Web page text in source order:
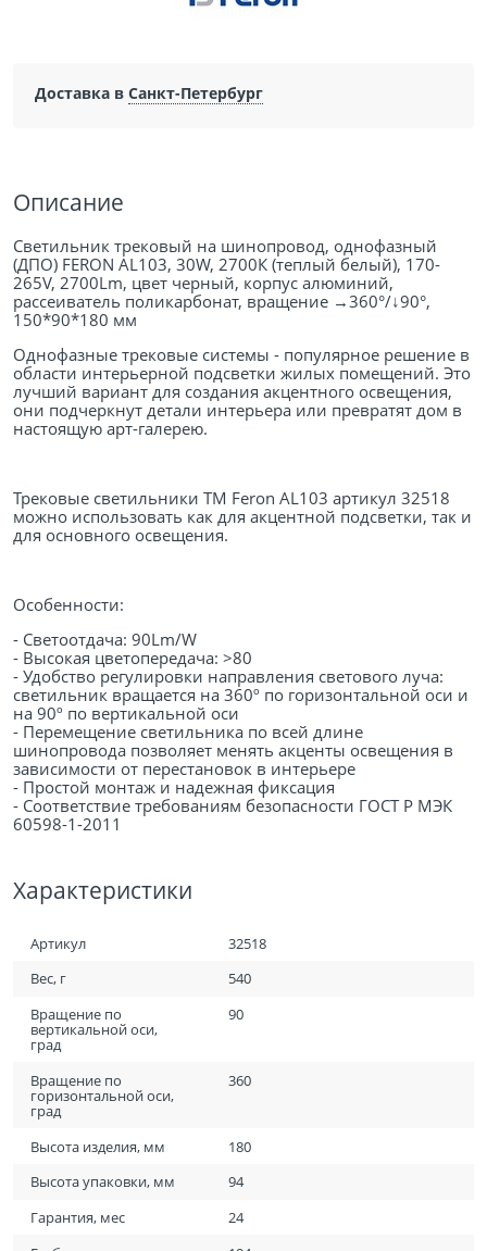
Доставка в Санкт-Петербург
Описание
Светильник трековый на шинопровод, однофазный
(ДПО) FERON AL103, 30W, 2700К (теплый белый), 170-
265V, 2700Lm, цвет черный, корпус алюминий,
рассеиватель поликарбонат, вращение →360°/↓90°,
150*90*180 мм
Однофазные трековые системы - популярное решение в
области интерьерной подсветки жилых помещений. Это
лучший вариант для создания акцентного освещения,
они подчеркнут детали интерьера или превратят дом в
настоящую арт-галерею.
Трековые светильники ТМ Feron AL103 артикул 32518
можно использовать как для акцентной подсветки, так и
для основного освещения.
Особенности:
- Светоотдача: 90Lm/W
- Высокая цветопередача: >80
- Удобство регулировки направления светового луча:
светильник вращается на 360º по горизонтальной оси и
на 90º по вертикальной оси
- Перемещение светильника по всей длине
шинопровода позволяет менять акценты освещения в
зависимости от перестановок в интерьере
- Простой монтаж и надежная фиксация
- Соответствие требованиям безопасности ГОСТ Р МЭК
60598-1-2011
Характеристики
Артикул
32518
Вес, г
540
Вращение по
вертикальной оси,
град
90
Вращение по
горизонтальной оси,
град
360
Высота изделия, мм
180
Высота упаковки, мм
94
Гарантия, мес
24